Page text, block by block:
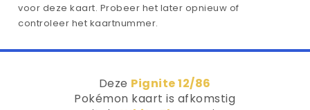
voor deze kaart. Probeer het later opnieuw of
controleer het kaartnummer.
Deze Pignite 12/86
Pokémon kaart is afkomstig